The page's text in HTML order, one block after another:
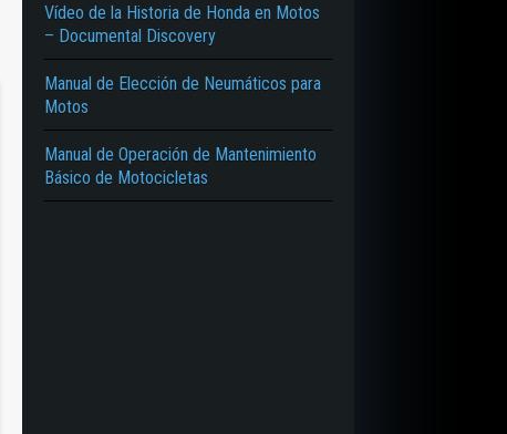
Vídeo de la Historia de Honda en Motos
– Documental Discovery
Manual de Elección de Neumáticos para
Motos
Manual de Operación de Mantenimiento
Básico de Motocicletas